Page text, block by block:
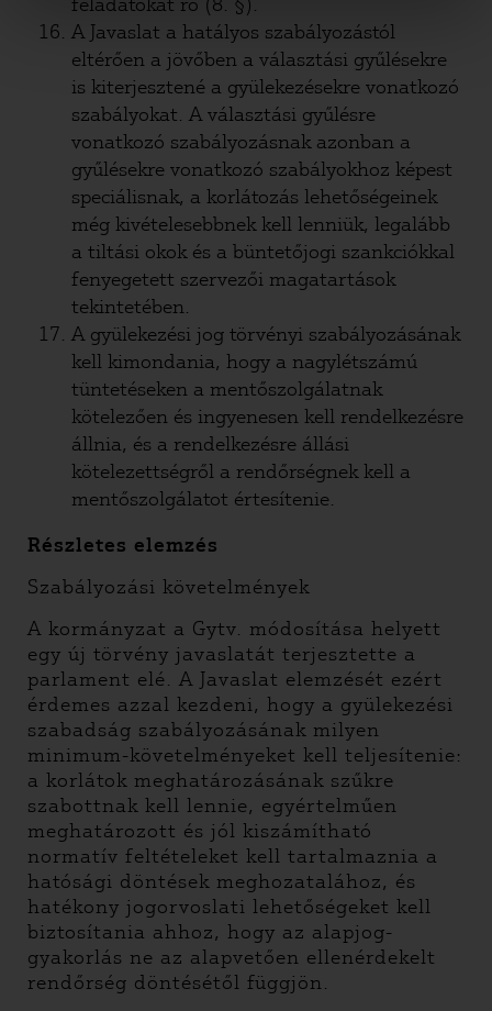
A Javaslat a hatályos szabályozástól
eltérően a jövőben a választási gyűlésekre
is kiterjesztené a gyülekezésekre vonatkozó
szabályokat. A választási gyűlésre
vonatkozó szabályozásnak azonban a
gyűlésekre vonatkozó szabályokhoz képest
speciálisnak, a korlátozás lehetőségeinek
még kivételesebbnek kell lenniük, legalább
a tiltási okok és a büntetőjogi szankciókkal
fenyegetett szervezői magatartások
tekintetében.
A gyülekezési jog törvényi szabályozásának
kell kimondania, hogy a nagylétszámú
tüntetéseken a mentőszolgálatnak
kötelezően és ingyenesen kell rendelkezésre
állnia, és a rendelkezésre állási
kötelezettségről a rendőrségnek kell a
mentőszolgálatot értesítenie.
Részletes elemzés
Szabályozási követelmények
A kormányzat a Gytv. módosítása helyett
egy új törvény javaslatát terjesztette a
parlament elé. A Javaslat elemzését ezért
érdemes azzal kezdeni, hogy a gyülekezési
szabadság szabályozásának milyen
minimum-követelményeket kell teljesítenie:
a korlátok meghatározásának szűkre
szabottnak kell lennie, egyértelműen
meghatározott és jól kiszámítható
normatív feltételeket kell tartalmaznia a
hatósági döntések meghozatalához, és
hatékony jogorvoslati lehetőségeket kell
biztosítania ahhoz, hogy az alapjog-
gyakorlás ne az alapvetően ellenérdekelt
rendőrség döntésétől függjön.